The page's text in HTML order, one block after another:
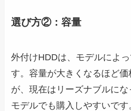
選び方②：容量
外付けHDDは、モデルによ
す。容量が大きくなるほど
が、現在はリーズナブルに
モデルでも購入しやすいで